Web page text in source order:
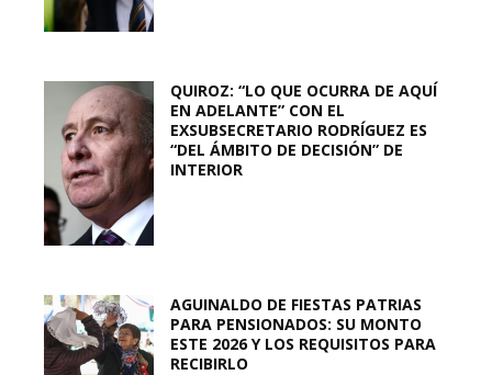
QUIROZ: “LO QUE OCURRA DE AQUÍ
EN ADELANTE” CON EL
EXSUBSECRETARIO RODRÍGUEZ ES
“DEL ÁMBITO DE DECISIÓN” DE
INTERIOR
AGUINALDO DE FIESTAS PATRIAS
PARA PENSIONADOS: SU MONTO
ESTE 2026 Y LOS REQUISITOS PARA
RECIBIRLO